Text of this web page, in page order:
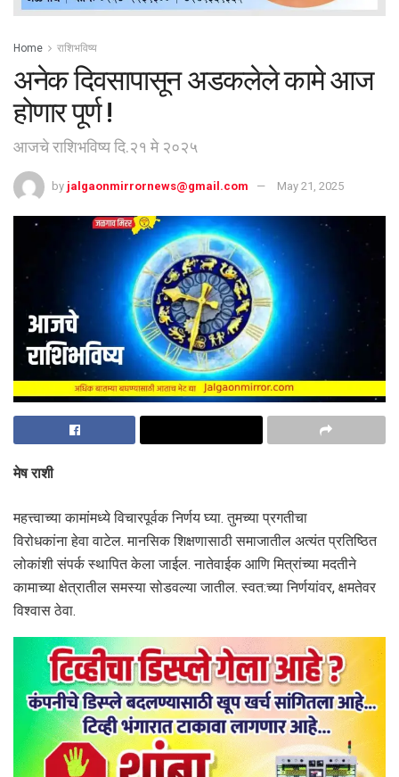
Home राशिभविष्य
अनेक दिवसापासून अडकलेले कामे आज
होणार पूर्ण !
आजचे राशिभविष्य दि.२१ मे २०२५
by jalgaonmirrornews@gmail.com May 21, 2025
मेष राशी
महत्त्वाच्या कामांमध्ये विचारपूर्वक निर्णय घ्या. तुमच्या प्रगतीचा
विरोधकांना हेवा वाटेल. मानसिक शिक्षणासाठी समाजातील अत्यंत प्रतिष्ठित
लोकांशी संपर्क स्थापित केला जाईल. नातेवाईक आणि मित्रांच्या मदतीने
कामाच्या क्षेत्रातील समस्या सोडवल्या जातील. स्वत:च्या निर्णयांवर, क्षमतेवर
विश्वास ठेवा.